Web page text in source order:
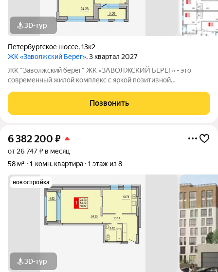
3D-тур
Петербургское шоссе,13к2
ЖК «Заволжский Берег», 3 квартал 2027
ЖК "Заволжский берег" ЖК «ЗАВОЛЖСКИЙ БЕРЕГ» - это
современный жилой комплекс с яркой позитивной
состоящий из пятнадцати 8-этажных секций, которые
образуют три полузамкнутых двора с раскрытием
Позвонить
6 382 200 ₽
от 26 747 ₽ в месяц
58 м²
1-комн. квартира 1 этаж из 8
новостройка
3D-тур